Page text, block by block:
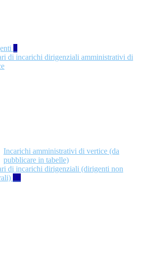
1
di incarichi dirigenziali amministrativi di
Incarichi amministrativi di vertice (da
pubblicare in tabelle)
di incarichi dirigenziali (dirigenti non
17